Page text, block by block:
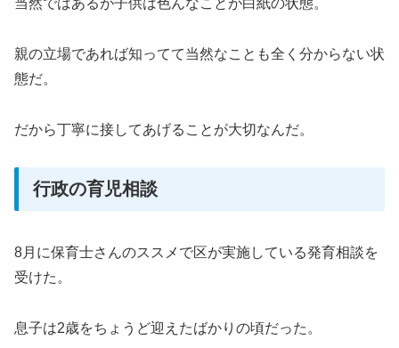
当然ではあるが子供は色んなことが白紙の状態。
親の立場であれば知ってて当然なことも全く分からない状
態だ。
だから丁寧に接してあげることが大切なんだ。
行政の育児相談
8月に保育士さんのススメで区が実施している発育相談を
受けた。
息子は2歳をちょうど迎えたばかりの頃だった。